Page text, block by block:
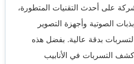
على أحدث التقنيات المتطورة،
الصوتية وأجهزة التصوير
بدقة عالية. بفضل هذه
كشف التسربات في الأنابيب